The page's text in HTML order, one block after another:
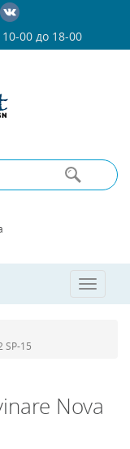
00 до 18-00
Toggle
SP-15
Nova